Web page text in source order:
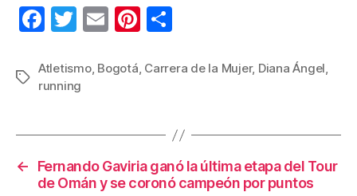
F
c
e
o
T
tt
er
E
ail
Pi
er m
tir
Etiquetas
Atletismo, Bogotá, Carrera de la Mujer, Diana Ángel,
running
←
Fernando Gaviria ganó la última etapa del Tour
de Omán y se coronó campeón por puntos